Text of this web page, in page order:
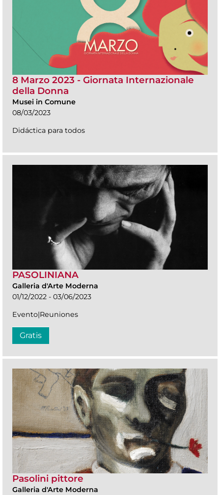
8 Marzo 2023 - Giornata Internazionale
della Donna
Musei in Comune
08/03/2023
Didáctica para todos
PASOLINIANA
Galleria d'Arte Moderna
01/12/2022 - 03/06/2023
Evento|Reuniones
Gratis
Pasolini pittore
Galleria d'Arte Moderna